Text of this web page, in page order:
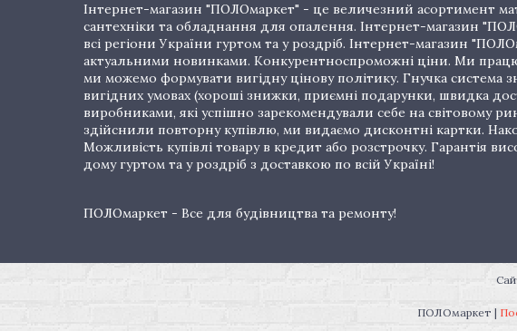
Інтернет-магазин "ПОЛОмаркет" - це величезний асортимент
сантехніки та обладнання для опалення. Інтернет-магазин
всі регіони України гуртом та у роздріб. Інтернет-магазин
актуальними новинками. Конкурентноспроможні ціни. Ми
ми можемо формувати вигідну цінову політику. Гнучка система
вигідних умовах (хороші знижки, приємні подарунки, швидка
виробниками, які успішно зарекомендували себе на світовому
здійснили повторну купівлю, ми видаємо дисконтні картки.
Можливість купівлі товару в кредит або розстрочку. Гарантія
дому гуртом та у роздріб з доставкою по всій Україні!
ПОЛОмаркет - Все для будівництва та ремонту!
ПОЛОмаркет |